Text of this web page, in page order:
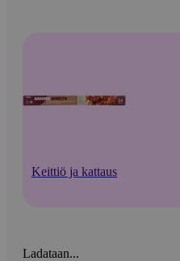
Keittiö ja kattaus
Ladataan...